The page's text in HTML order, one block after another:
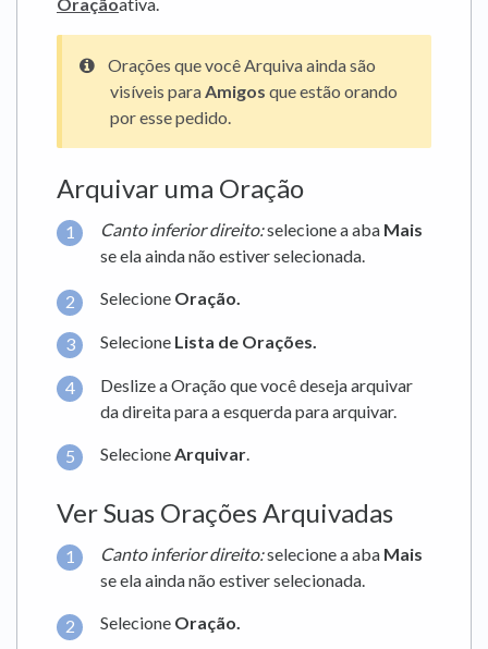
Orações que você Arquiva ainda são
visíveis paraAmigos que estão orando
por esse pedido.
Arquivar uma Oração
Canto inferior direito:selecione a aba Mais
se ela ainda não estiver selecionada.
Selecione Oração.
Selecione Lista de Orações.
Deslize a Oração que você deseja arquivar
da direita para a esquerda para arquivar.
SelecioneArquivar.
Ver Suas Orações Arquivadas
Canto inferior direito:selecione a aba Mais
se ela ainda não estiver selecionada.
Selecione Oração.